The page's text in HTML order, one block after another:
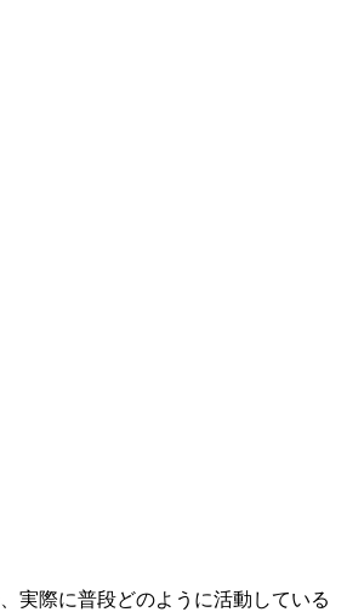
実際に普段どのように活動している